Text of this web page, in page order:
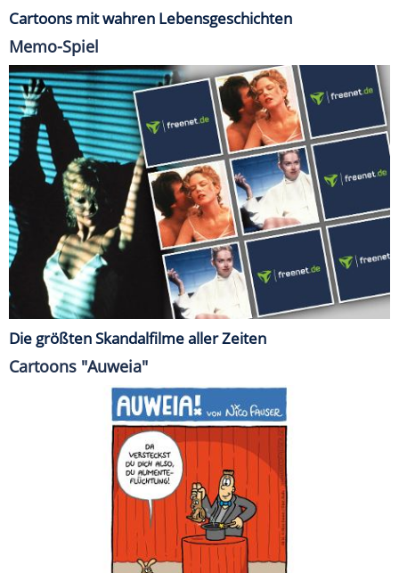
Cartoons mit wahren Lebensgeschichten
Memo-Spiel
Die größten Skandalfilme aller Zeiten
Cartoons "Auweia"